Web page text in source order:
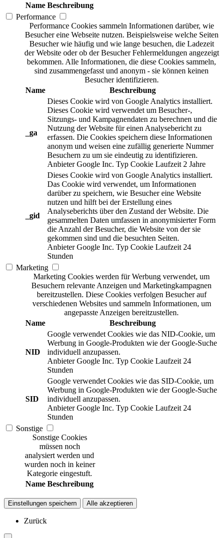
Name Beschreibung
Performance
Performance Cookies sammeln Informationen darüber, wie
Besucher eine Webseite nutzen. Beispielsweise welche Seiten
Besucher wie häufig und wie lange besuchen, die Ladezeit
der Website oder ob der Besucher Fehlermeldungen angezeigt
bekommen. Alle Informationen, die diese Cookies sammeln,
sind zusammengefasst und anonym - sie können keinen
Besucher identifizieren.
Name
Beschreibung
_ga
Dieses Cookie wird von Google Analytics installiert.
Dieses Cookie wird verwendet um Besucher-,
Sitzungs- und Kampagnendaten zu berechnen und die
Nutzung der Website für einen Analysebericht zu
erfassen. Die Cookies speichern diese Informationen
anonym und weisen eine zufällig generierte Nummer
Besuchern zu um sie eindeutig zu identifizieren.
Anbieter Google Inc. Typ Cookie Laufzeit 2 Jahre
_gid
Dieses Cookie wird von Google Analytics installiert.
Das Cookie wird verwendet, um Informationen
darüber zu speichern, wie Besucher eine Website
nutzen und hilft bei der Erstellung eines
Analyseberichts über den Zustand der Website. Die
gesammelten Daten umfassen in anonymisierter Form
die Anzahl der Besucher, die Website von der sie
gekommen sind und die besuchten Seiten.
Anbieter Google Inc. Typ Cookie Laufzeit 24
Stunden
Marketing
Marketing Cookies werden für Werbung verwendet, um
Besuchern relevante Anzeigen und Marketingkampagnen
bereitzustellen. Diese Cookies verfolgen Besucher auf
verschiedenen Websites und sammeln Informationen, um
angepasste Anzeigen bereitzustellen.
Name
Beschreibung
NID
Google verwendet Cookies wie das NID-Cookie, um
Werbung in Google-Produkten wie der Google-Suche
individuell anzupassen.
Anbieter Google Inc. Typ Cookie Laufzeit 24
Stunden
SID
Google verwendet Cookies wie das SID-Cookie, um
Werbung in Google-Produkten wie der Google-Suche
individuell anzupassen.
Anbieter Google Inc. Typ Cookie Laufzeit 24
Stunden
Sonstige
Sonstige Cookies
müssen noch
analysiert werden und
wurden noch in keiner
Kategorie eingestuft.
Name Beschreibung
Einstellungen speichern Alle akzeptieren
Zurück